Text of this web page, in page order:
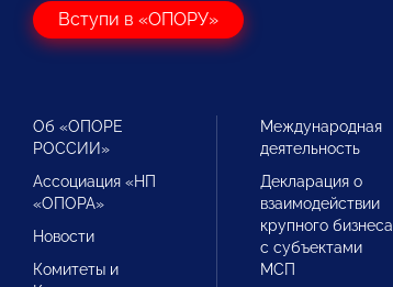
Вступи в «ОПОРУ»
Об «ОПОРЕ
РОССИИ»
Ассоциация «НП
«ОПОРА»
Новости
Комитеты и
Международная
деятельность
Декларация о
взаимодействии
крупного бизнеса
с субъектами
МСП